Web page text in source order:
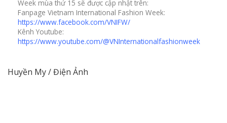
Week mùa thứ 15 sẽ được cập nhật trên:
Fanpage Vietnam International Fashion Week:
https://www.facebook.com/VNIFW/
Kênh Youtube:
https://www.youtube.com/@VNInternationalfashionweek
Huyền My / Điện Ảnh